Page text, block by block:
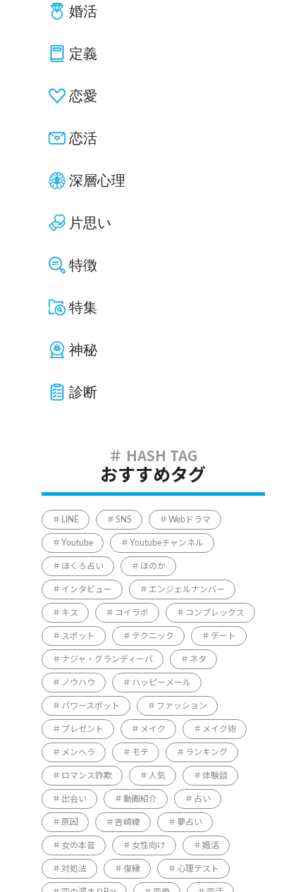
婚活
定義
恋愛
恋活
深層心理
片思い
特徴
特集
神秘
診断
おすすめタグ
LINE SNS Webドラマ
Youtube Youtubeチャンネル
ほくろ占い ほのか
インタビュー エンジェルナンバー
キス コイラボ コンプレックス
スポット テクニック デート
ナジャ・グランディーバ ネタ
ノウハウ ハッピーメール
パワースポット ファッション
プレゼント メイク メイク術
メンヘラ モテ ランキング
ロマンス詐欺 人気 体験談
出会い 動画紹介 占い
原因 吉崎綾 夢占い
女の本音 女性向け 婚活
対処法 復縁 心理テスト